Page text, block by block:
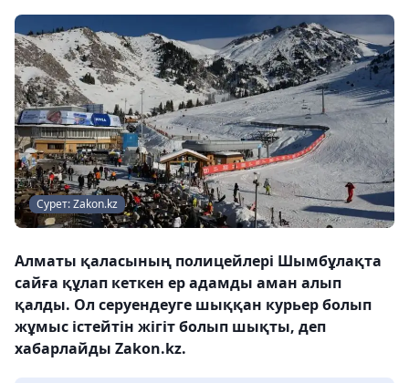
Сурет: Zakon.kz
Алматы қаласының полицейлері Шымбұлақта
сайға құлап кеткен ер адамды аман алып
қалды. Ол серуендеуге шыққан курьер болып
жұмыс істейтін жігіт болып шықты, деп
хабарлайды Zakon.kz.